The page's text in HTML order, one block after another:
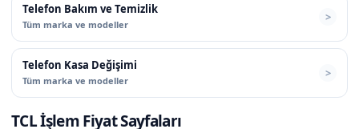
Telefon Bakım ve Temizlik
Tüm marka ve modeller
Telefon Kasa Değişimi
Tüm marka ve modeller
TCL İşlem Fiyat Sayfaları